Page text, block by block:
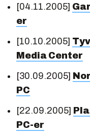
[04.11.2005]
er
[10.10.2005]
Media Center
[30.09.2005]
PC
[22.09.2005]
PC-er